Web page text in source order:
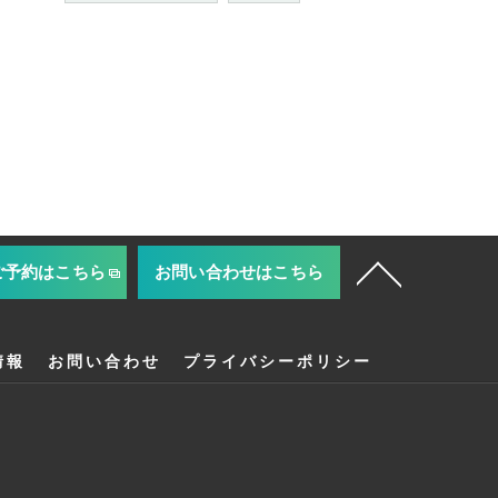
予約はこちら お問い合わせはこちら
報 お問い合わせ プライバシーポリシー